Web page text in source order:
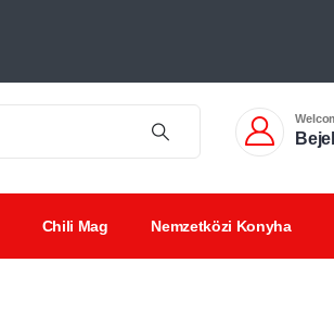
Chili Mag Nemzetközi Konyha